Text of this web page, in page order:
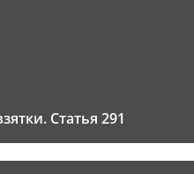
Статья 291